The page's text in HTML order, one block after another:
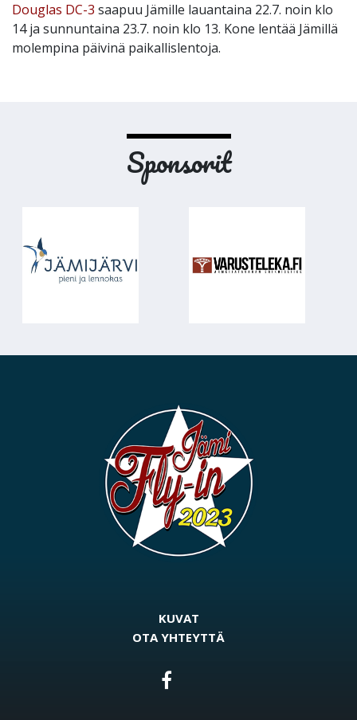
Douglas DC-3 saapuu Jämille lauantaina 22.7. noin klo
14 ja sunnuntaina 23.7. noin klo 13. Kone lentää Jämillä
molempina päivinä paikallislentoja.
Sponsorit
KUVAT
OTA YHTEYTTÄ